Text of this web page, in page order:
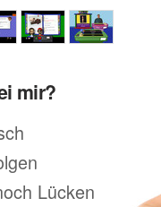
mir?
Lücken